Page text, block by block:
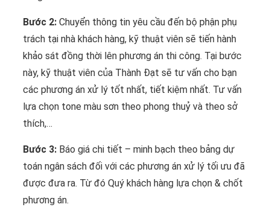
Bước 2: Chuyển thông tin yêu cầu đến bộ phận phụ
trách tại nhà khách hàng, kỹ thuật viên sẽ tiến hành
khảo sát đồng thời lên phương án thi công. Tại bước
này, kỹ thuật viên của Thành Đạt sẽ tư vấn cho bạn
các phương án xử lý tốt nhất, tiết kiệm nhất. Tư vấn
lựa chọn tone màu sơn theo phong thuỷ và theo sở
thích,…
Bước 3: Báo giá chi tiết – minh bạch theo bảng dự
toán ngân sách đối với các phương án xử lý tối ưu đã
được đưa ra. Từ đó Quý khách hàng lựa chọn & chốt
phương án.